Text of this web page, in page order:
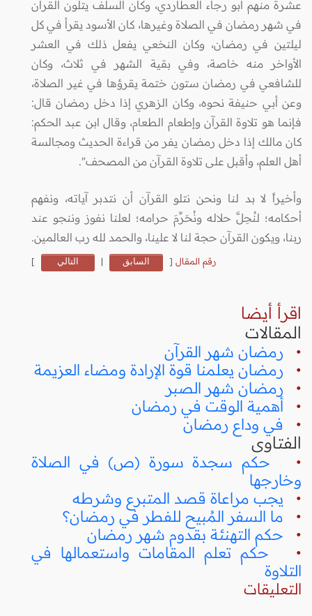
عشرة منهم أبو رجاء العطاردي، وكان السلف يتلون القرآن
في شهر رمضان في الصلاة وغيرها، كان الأسود يقرأ في كل
ليلتين في رمضان، وكان النخعي يفعل ذلك في العشر
الأواخر منه خاصة، وفي بقية الشهر في ثلاث، وكان
للشافعي في رمضان ستون ختمة يقرؤها في غير الصلاة،
وعن أبي حنيفة نحوه، وكان الزهري إذا دخل رمضان قال:
فإنما هو تلاوة القرآن وإطعام الطعام، وقال ابن عبد الحكم:
كان مالك إذا دخل رمضان يفر من قراءة الحديث ومجالسة
أهل العلم، وأقبل على تلاوة القرآن من المصحف".
وأخيراً لا بد لنا ونحن نتلو القرآن أن نتدبر آياته، ونفهم
أحكامه؛ لنُحِلَّ حلاله ونُحَرِّمَ حرامه؛ لعلنا نفوز وننجو عند
ربنا، ويكون القرآن حجة لنا لا علينا، والحمد لله رب العالمين.
رقم المقال [ السابق | التالي ]
اقرأ أيضا
المقالات
• رمضان شهر القرآن
• رمضان يعلمنا قوة الإرادة ومضاء العزيمة
• رمضان شهر الصبر
• أهمية الوقت في رمضان
• في وداع رمضان
الفتاوى
• حكم سجدة سورة (ص) في الصلاة
وخارجها
• يجب مراعاة قصد المتبرع وشرطه
• ما السفر المُبيح للفطر في رمضان؟
• حكم التهنئة بقدوم شهر رمضان
• حكم تعلم المقامات واستعمالها في
التلاوة
التعليقات